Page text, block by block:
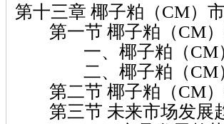
第十三章 椰子粕（CM）
第一节 椰子粕（CM）
一、椰子粕（CM）
二、椰子粕（CM）
第二节 椰子粕（CM）
第三节 未来市场发展